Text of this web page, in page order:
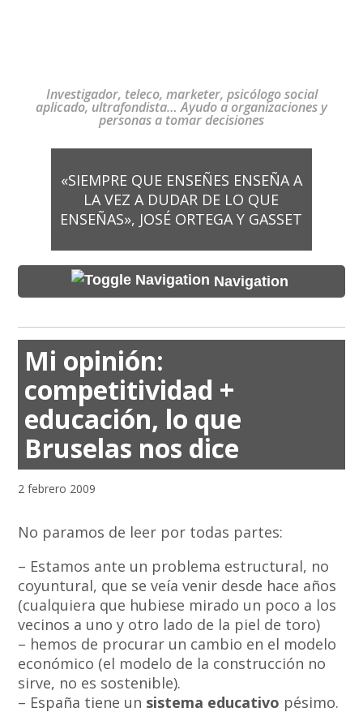
Investigador, teleco, marketer, psicólogo social
aplicado, ultrafondista… Ayudo a organizaciones y
personas a tomar decisiones
«SIEMPRE QUE ENSEÑES ENSEÑA A
LA VEZ A DUDAR DE LO QUE
ENSEÑAS», JOSÉ ORTEGA Y GASSET
Navigation
Mi opinión:
competitividad +
educación, lo que
Bruselas nos dice
2 febrero 2009
No paramos de leer por todas partes:
– Estamos ante un problema estructural, no
coyuntural, que se veía venir desde hace años
(cualquiera que hubiese mirado un poco a los
vecinos a uno y otro lado de la piel de toro)
– hemos de procurar un cambio en el modelo
económico (el modelo de la construcción no
sirve, no es sostenible).
– España tiene un sistema educativo pésimo.